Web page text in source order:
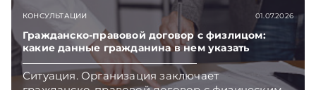
обсудила с Юрием Владимировичем
Шумиловым, основателем и партнером
юридической фирмы YS Advisors,
специализирующейся на санкционном праве.
Подписывайтесь на Telegram‑канал и Viber.
Главное об экономике Беларуси — раньше,
КОНСУЛЬТАЦИИ 01.07.2026
Гражданско-правовой договор с физлицом:
какие данные гражданина в нем указать
Ситуация. Организация заключает